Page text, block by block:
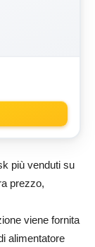
più venduti su
prezzo,
viene fornita
alimentatore